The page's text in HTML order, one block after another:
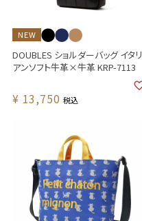
NEW
DOUBLES ショルダーバッグ イタリ
アンソフト牛革×牛革 KRP-7113
¥ 13,750 税込